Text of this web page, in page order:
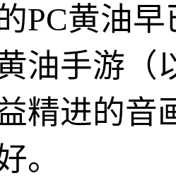
PC黄油
油手游（
精进的音
。